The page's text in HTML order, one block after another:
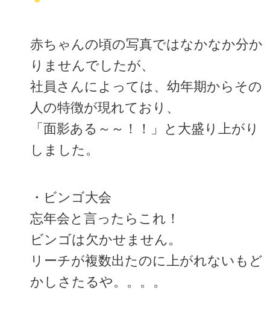
赤ちゃんの頃の写真ではなかなか分か
りませんでしたが、
社員さんによっては、幼年期からその
人の特徴が現れており、
「面影ある～～！！」と大盛り上がり
しました。
・ビンゴ大会
忘年会と言ったらこれ！
ビンゴは欠かせません。
リーチが複数出たのに上がれないもど
かしさたるや。。。。